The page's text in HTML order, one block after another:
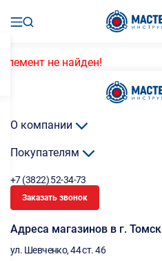
Элемент не найден!
О компании
Покупателям
+7 (3822) 52-34-73
Заказать звонок
Адреса магазинов в г. Томск
ул. Шевченко, 44 ст. 46